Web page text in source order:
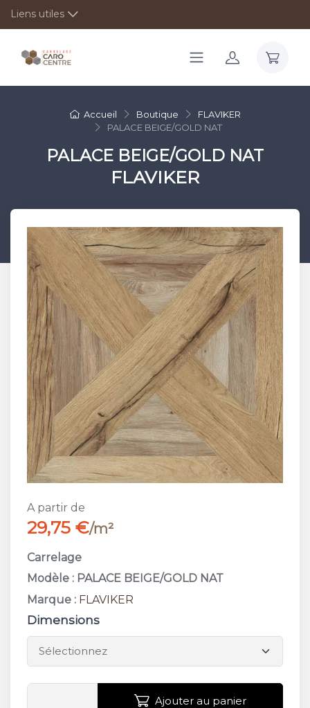
Liens utiles
Accueil Boutique
FLAVIKER
PALACE BEIGE/GOLD NAT
PALACE BEIGE/GOLD NAT
FLAVIKER
A partir de
29,75 €/m²
Carrelage
Modèle : PALACE BEIGE/GOLD NAT
Marque : FLAVIKER
Dimensions
Ajouter au panier